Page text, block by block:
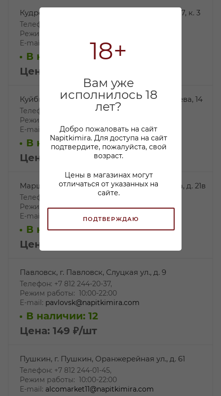
18+
Вам уже
исполнилось 18
лет?
Добро пожаловать на сайт
Napitkimira. Для доступа на сайт
подтвердите, пожалуйста, свой
возраст.
Цены в магазинах могут
отличаться от указанных на
сайте.
ПОДТВЕРЖДАЮ
Кудрово, г. Кудрово, Ленинградская ул., д. 7, к. 3
Телефон: +7 812 244-15-59,
Режим работы: 10:00-22:00
E-mail:
kudrovo@napitkimira.com
В наличии: 8
Цена: 149
Куйбышева, Санкт-Петербург, ул.Куйбышева, 14
Телефон: +7 812 244-03-68,
Режим работы: 10:00-22:00
E-mail:
alcomarket1@napitkimira.com
В наличии: 9
Цена: 149
/шт
Маршала Захарова, ул. Маршала Захарова, д. 21в
Телефон: +7 812 244-14-78,
Режим работы: 10:00-22:00
E-mail:
Zaxar21@napitkimira.com
В наличии: 9
Цена: 149
Павловск, г. Павловск, Слуцкая ул., д. 9
Телефон: +7 812 244-20-37,
Режим работы: 10:00-22:00
E-mail: pavlovsk@napitkimira.com
В наличии: 12
Цена: 149 ₽/шт
Пушкин, г. Пушкин, Оранжерейная ул., д. 61
Телефон: +7 812 244-01-45,
Режим работы: 10:00-22:00
E-mail: alcomarket11@napitkimira.com